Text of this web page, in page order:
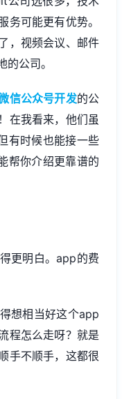
务可能更有优势。
，视频会议、邮件
公司。
信公众号开发的公
在我看来，他们虽
有时候也能接一些
帮你介绍更靠谱的
更明白。app的费
想相当好这个app
程怎么走呀？就是
手不顺手，这都很